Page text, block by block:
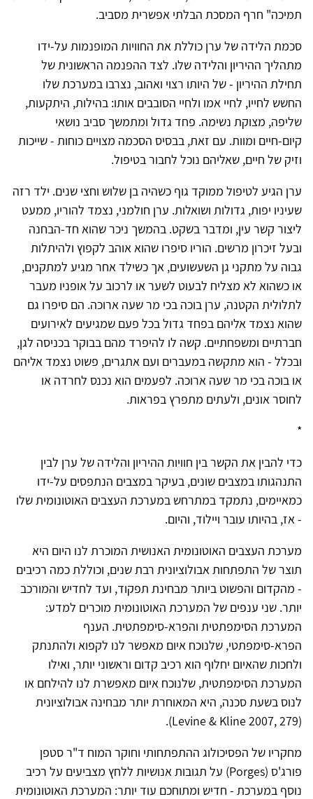
תמיכה" חרף המסכת הבלתי אפשרית מסביב.
סכמת הלידה של ערן כוללת את החוויות המופנמות על-ידו
מתהליך ההיריון והלידה שלו. לצד ההפנמה הראשונית של
תחילת ההיריון - של היותו רצוי ואהוב, נצרבו במערכת שלו
החשש לחייו, לחיי אמו ולחיי הסובבים אותו: בהילות, היתקעות,
שליפה, מצוקת נשימה. פחד גדול ומתמשך סביב נושאי
קיום-חיים ומוות. עם זאת, בבסיס הסכמה מצויים כוחות - שייכות
וזיק של חיים, שאליהם נוכל לחבור בטיפול.
ערן הגיע לטיפול ממוקד גוף כשהיה בן שלוש וחצי שנים. ילד רזה
שעיניו יפות, גדולות ושואלות. ערן חולמני, נצמד להוריו, ממעט
ליצור קשר עין, ומדבר בשקט. בהמשך ניכר שהוא חד-הבחנה
ובעל זיכרון מרשים. הוריו סיפרו שהוא אוהב לקפוץ ולהיתלות
גבוה על מתקני גן השעשועים, אך כשילד אחר מגיע למתקנים,
או כשהוא לא מצליח לבעוט לשער או לרכוב על אופניו מעבר
לתלולית הקטנה, ערן בוכה בכי מר שעה ארוכה. הם סיפרו גם
שהוא נצמד אליהם בפחד גדול בכל פעם שמגיעים לאירועים
חברתיים ומשפחתיים. קשה לו להיפרד מהם בבוקר בכניסה לגן,
ובכלל - הוא מתקשה במעברים ועם אתגרים, פשוט נצמד אליהם
או בוכה בכי מר שעה ארוכה. לפעמים הוא נכנס לחרדה או
לחוסר אונים, ולעתים מתפרץ בפראות.
*
כדי להבין את הקשר בין חוויות ההיריון והלידה של ערן לבין
התנהגותו במצבים שונים, בעיקר במצבים הנתפסים על-ידו
כמאיימים, נתמקד במתרחש במערכת העצבים האוטונומית שלו
- אז, בהיותו עובר ויילוד, והיום.
מערכת העצבים האוטונומית האנושית המוכרת לנו היום היא
תוצר של התפתחות אבולוציונית רבת שנים, וכוללת כמה רכיבים
- מהקדום והפשוט ביותר מבחינת תפקוד, ועד לחדיש והמורכב
יותר. שני ענפים של המערכת האוטונומית מוכרים למדע:
המערכת הסימפתטית והפרא-סימפתטית. הענף
הפרא-סימפתטי, שלנוכח איום מאפשר לנו לקפוא ולהתנתק
ולחכות שהאיום יחלוף הוא רכיב קדום וראשוני יותר, ואילו
המערכת הסימפתטית, שלנוכח איום מאפשרת לנו להילחם או
לנוס בשעת סכנה, היא המאוחרת יותר מבחינה אבולוציונית
(Levine & Kline 2007, 279).
מחקריו של הפסיכולוג ההתפתחותי וחוקר המוח ד"ר סטפן
פורג'ס (Porges) על תגובות אנושיות ללחץ מצביעים על רכיב
נוסף במערכת - חדיש ומתוחכם עוד יותר: המערכת האוטונומית